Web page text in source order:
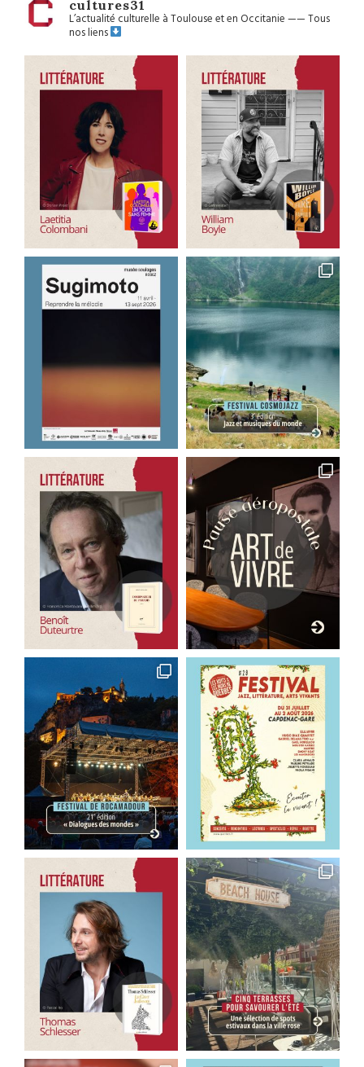
cultures31
L’actualité culturelle à Toulouse et en Occitanie——Tous
nos liens